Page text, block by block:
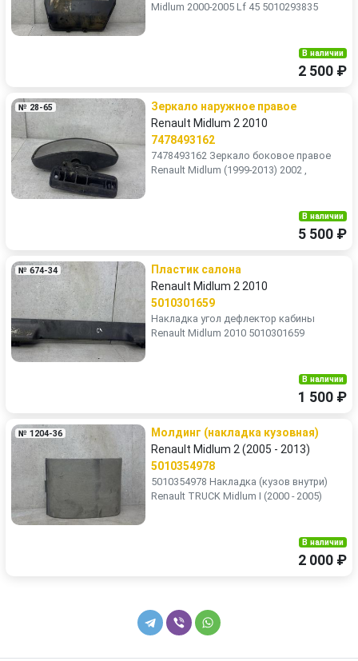
Midlum 2000-2005 Lf 45 5010293835
В наличии
2 500 ₽
№ 28-65
Зеркало наружное правое
Renault Midlum 2 2010
7478493162
7478493162 Зеркало боковое правое
Renault Midlum (1999-2013) 2002 ,
В наличии
5 500 ₽
№ 674-34
Пластик салона
Renault Midlum 2 2010
5010301659
Накладка угол дефлектор кабины
Renault Midlum 2010 5010301659
В наличии
1 500 ₽
№ 1204-36
Молдинг (накладка кузовная)
Renault Midlum 2 (2005 - 2013)
5010354978
5010354978 Накладка (кузов внутри)
Renault TRUCK Midlum I (2000 - 2005)
В наличии
2 000 ₽